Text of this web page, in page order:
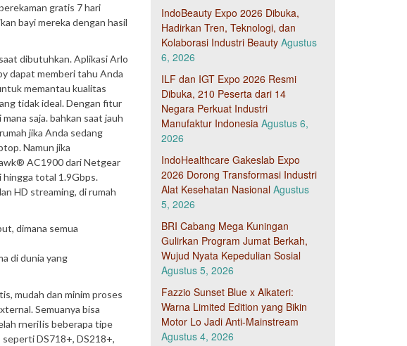
gratis 7 hari
bayi mereka dengan hasil
dibutuhkan. Aplikasi Arlo
dapat memberi tahu Anda
memantau kualitas
tidak ideal. Dengan fitur
saja. bahkan saat jauh
jika Anda sedang
Namun jika
AC1900 dari Netgear
total 1.9Gbps.
HD streaming, di rumah
dimana semua
di dunia yang
mudah dan minim proses
Semuanya bisa
rneriIis beberapa tipe
DS718+, DS218+,
IndoBeauty Expo 2026 Dibuka,
Hadirkan Tren, Teknologi, dan
Kolaborasi Industri Beauty Agustus
6, 2026
ILF dan IGT Expo 2026 Resmi
Dibuka, 210 Peserta dari 14
Negara Perkuat Industri
Manufaktur Indonesia Agustus 6,
2026
IndoHealthcare Gakeslab Expo
2026 Dorong Transformasi Industri
Alat Kesehatan Nasional Agustus
5, 2026
BRI Cabang Mega Kuningan
Gulirkan Program Jumat Berkah,
Wujud Nyata Kepedulian Sosial
Agustus 5, 2026
Fazzio Sunset Blue x Alkateri:
Warna Limited Edition yang Bikin
Motor Lo Jadi Anti-Mainstream
Agustus 4, 2026